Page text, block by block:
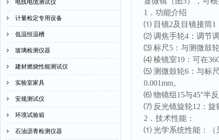
电线电缆测试仪
计量检定专用设备
低温恒温槽
玻璃检测仪器
建材燃烧性能测试仪
实验室家具
安规测试仪
环境试验箱
石油沥青检测仪器
1 ．功能介绍
⑴ 目镜2及目镜接筒1
⑵ 调焦手轮4 ：调节
⑶ 标尺 5 ：与测微鼓
⑷ 棱镜室19 ：可在
⑸ 测微鼓轮6 ：与标
0.001mm。
⑹ 物镜组 15与45°半
⑺ 反光镜旋轮12 ：
2 ．技术性能：
⑴ 光学系统性能：（